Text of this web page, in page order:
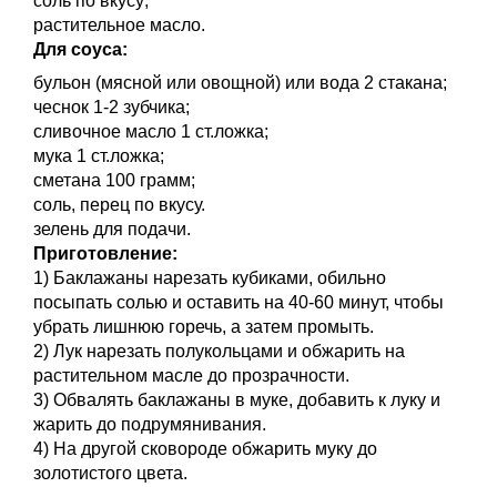
растительное масло.
Для соуса:
бульон (мясной или овощной) или вода 2 стакана;
чеснок 1-2 зубчика;
сливочное масло 1 ст.ложка;
мука 1 ст.ложка;
сметана 100 грамм;
соль, перец по вкусу.
зелень для подачи.
Приготовление:
1) Баклажаны нарезать кубиками, обильно
посыпать солью и оставить на 40-60 минут, чтобы
убрать лишнюю горечь, а затем промыть.
2) Лук нарезать полукольцами и обжарить на
растительном масле до прозрачности.
3) Обвалять баклажаны в муке, добавить к луку и
жарить до подрумянивания.
4) На другой сковороде обжарить муку до
золотистого цвета.